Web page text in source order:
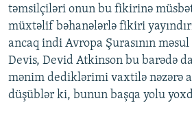
təmsilçiləri onun bu fikirinə
müxtəlif bəhanələrlə fikiri
ancaq indi Avropa Şurasının
Devis, Devid Atkinson bu barədə
mənim dediklərimi vaxtilə nəzərə
düşüblər ki, bunun başqa yolu